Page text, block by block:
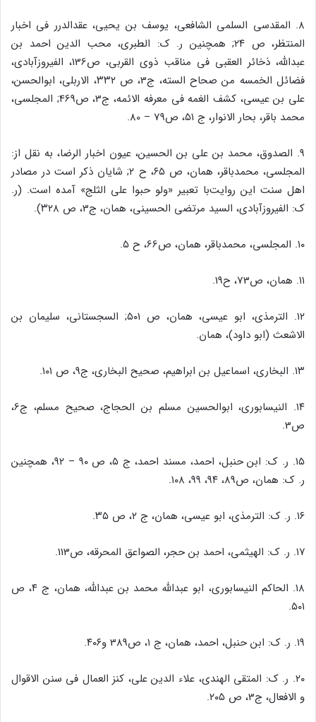
۸. المقدسى السلمى الشافعى، یوسف بن یحیى، عقدالدرر فى اخبار
المنتظر، ص ۲۴; همچنین ر. ک: الطبرى، محب الدین احمد بن
عبدالله، ذخائر العقبى فى مناقب ذوى القربى، ص‌‌136، الفیروزآبادى،
فضائل الخمسه من صحاح السته، ج‌‌3، ص ۳۳۲، الاربلى، ابوالحسن،
على بن عیسى، کشف الغمه فى معرفه الائمه، ج‌‌3، ص‌‌469; المجلسى،
محمد باقر، بحار الانوار، ج ۵۱، ص‌‌79 – 80.
۹. الصدوق، محمد بن على بن الحسین، عیون اخبار الرضا، به نقل از:
المجلسى، محمدباقر، همان، ص ۶۵، ح ۲; شایان ذکر است در مصادر
اهل سنت این روایت‌‌با تعبیر «ولو حبوا على الثلج‌‌» آمده است. (ر.
ک: الفیروزآبادى، السید مرتضى الحسینى، همان، ج‌‌3، ص ۳۲۸).
۱۰. المجلسى، محمدباقر، همان، ص‌‌66، ح ۵.
۱۱. همان، ص‌‌73، ح‌‌19.
۱۲. الترمذى، ابو عیسى، همان، ص ۵۰۱; السجستانى، سلیمان بن
الاشعث (ابو داود)، همان.
۱۳. البخارى، اسماعیل بن ابراهیم، صحیح البخارى، ج‌‌9، ص ۱۰۱.
۱۴. النیسابورى، ابوالحسین مسلم بن الحجاج، صحیح مسلم، ج‌‌6،
ص‌‌3.
۱۵. ر. ک: ابن حنبل، احمد، مسند احمد، ج ۵، ص ۹۰ – ۹۲، همچنین
ر. ک: همان، ص‌‌89، ۹۴، ۹۹، ۱۰۸.
۱۶. ر. ک: الترمذى، ابو عیسى، همان، ج ۲، ص ۳۵.
۱۷. ر. ک: الهیثمى، احمد بن حجر، الصواعق المحرقه، ص‌‌113.
۱۸. الحاکم النیسابورى، ابو عبدالله محمد بن عبدالله، همان، ج ۴، ص
۵۰۱.
۱۹. ر. ک: ابن حنبل، احمد، همان، ج ۱، ص‌‌389 و۴۰۶.
۲۰. ر. ک: المتقى الهندى، علاء الدین على، کنز العمال فى سنن الاقوال
و الافعال، ج‌‌3، ص ۲۰۵.